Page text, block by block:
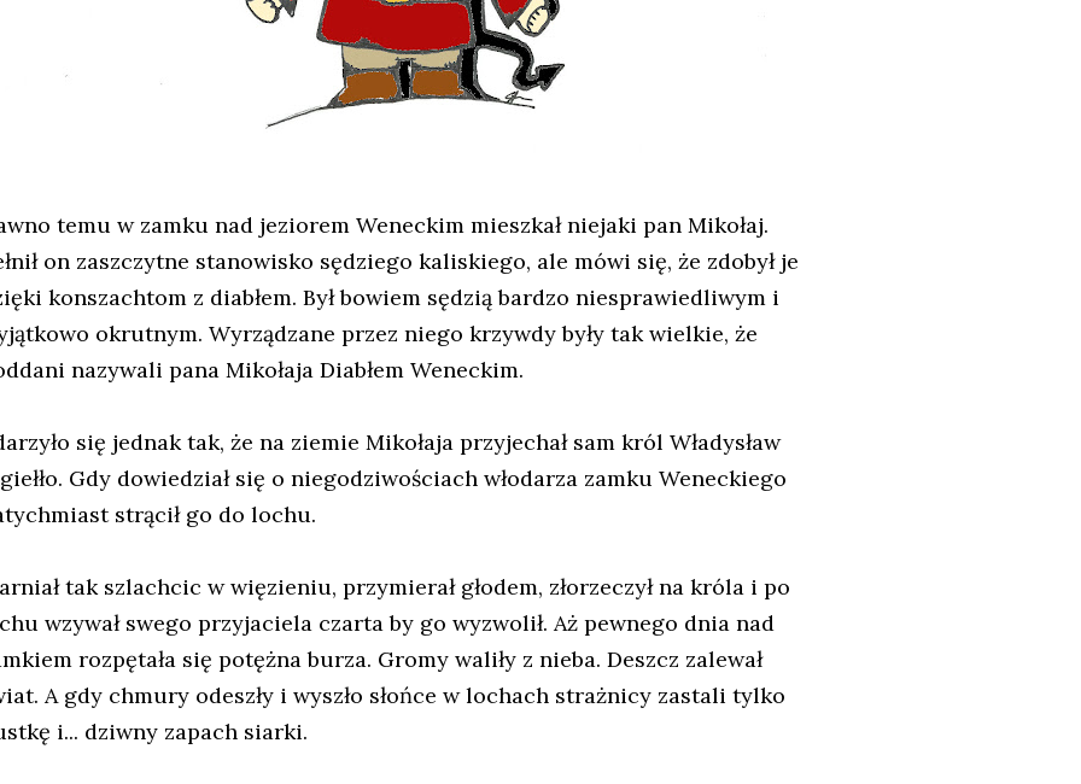
temu w zamku nad jeziorem Weneckim mieszkał niejaki pan Mikołaj.
on zaszczytne stanowisko sędziego kaliskiego, ale mówi się, że zdobył je
konszachtom z diabłem. Był bowiem sędzią bardzo niesprawiedliwym i
okrutnym. Wyrządzane przez niego krzywdy były tak wielkie, że
nazywali pana Mikołaja Diabłem Weneckim.
się jednak tak, że na ziemie Mikołaja przyjechał sam król Władysław
Gdy dowiedział się o niegodziwościach włodarza zamku Weneckiego
strącił go do lochu.
tak szlachcic w więzieniu, przymierał głodem, złorzeczył na króla i po
wzywał swego przyjaciela czarta by go wyzwolił. Aż pewnego dnia nad
rozpętała się potężna burza. Gromy waliły z nieba. Deszcz zalewał
A gdy chmury odeszły i wyszło słońce w lochach strażnicy zastali tylko
i... dziwny zapach siarki.